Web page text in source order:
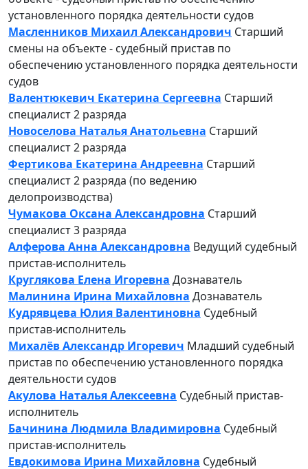
установленного порядка деятельности судов
Масленников Михаил Александрович Старший
смены на объекте - судебный пристав по
обеспечению установленного порядка деятельности
судов
Валентюкевич Екатерина Сергеевна Старший
специалист 2 разряда
Новоселова Наталья Анатольевна Старший
специалист 2 разряда
Фертикова Екатерина Андреевна Старший
специалист 2 разряда (по ведению
делопроизводства)
Чумакова Оксана Александровна Старший
специалист 3 разряда
Алферова Анна Александровна Ведущий судебный
пристав-исполнитель
Круглякова Елена Игоревна Дознаватель
Малинина Ирина Михайловна Дознаватель
Кудрявцева Юлия Валентиновна Судебный
пристав-исполнитель
Михалёв Александр Игоревич Младший судебный
пристав по обеспечению установленного порядка
деятельности судов
Акулова Наталья Алексеевна Судебный пристав-
исполнитель
Бачинина Людмила Владимировна Судебный
пристав-исполнитель
Евдокимова Ирина Михайловна Судебный